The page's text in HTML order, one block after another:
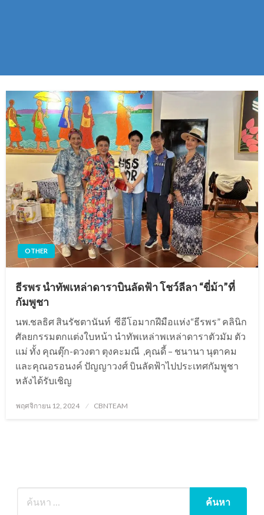
OTHER
ธีรพร นำทัพเหล่าดาราบินลัดฟ้า โชว์ลีลา “ขี่ม้า”ที่
กัมพูชา
นพ.ชลธิศ สินรัชตานันท์ ซีอีโอมากฝีมือแห่ง“ธีรพร” คลินิก
ศัลยกรรมตกแต่งใบหน้า นำทัพเหล่าพเหล่าดาราตัวมัม ตัว
แม่ ทั้ง คุณตุ๊ก-ดวงตา ตุงคะมณี ,คุณดี้ – ชนานา นุตาคม
และคุณอรอนงค์ ปัญญาวงศ์ บินลัดฟ้าไปประเทศกัมพูชา
หลังได้รับเชิญ
Posted
พฤศจิกายน 12, 2024 CBNTEAM